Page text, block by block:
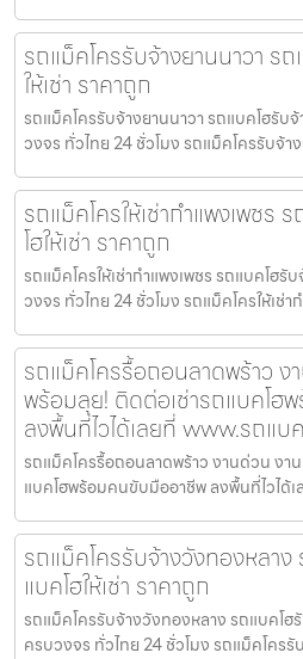
รถแม็คโครรับจ้างยานนาวา ร
ให้เช่า ราคาถูก
รถแม็คโครรับจ้างยานนาวา รถแบคโฮรับจ้
วงจร ทั่วไทย 24 ชั่วโมง รถแม็คโครรับจ้า
รถแม็คโครให้เช่ากำแพงเพชร
โฮให้เช่า ราคาถูก
รถแม็คโครให้เช่ากำแพงเพชร รถแบคโฮรั
วงจร ทั่วไทย 24 ชั่วโมง รถแม็คโครให้เช่
รถแม็คโครรื้อถอนลาดพร้าว ง
พร้อมลุย! ติดต่อเช่ารถแบคโ
ลงพื้นที่ไวได้เลยที่ www.รถแบ
รถแม็คโครรื้อถอนลาดพร้าว งานด่วน งาน
แบคโฮพร้อมคนขับมืออาชีพ ลงพื้นที่ไวได้
รถแม็คโครรับจ้างวังทองหลาง
แบคโฮให้เช่า ราคาถูก
รถแม็คโครรับจ้างวังทองหลาง รถแบคโฮ
ครบวงจร ทั่วไทย 24 ชั่วโมง รถแม็คโคร